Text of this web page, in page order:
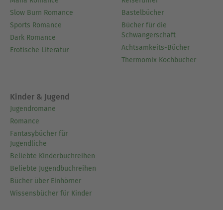
Slow Burn Romance
Sports Romance
Dark Romance
Erotische Literatur
Bastelbücher
Bücher für die
Schwangerschaft
Achtsamkeits-Bücher
Thermomix Kochbücher
Kinder & Jugend
Jugendromane
Romance
Fantasybücher für
Jugendliche
Beliebte Kinderbuchreihen
Beliebte Jugendbuchreihen
Bücher über Einhörner
Wissensbücher für Kinder